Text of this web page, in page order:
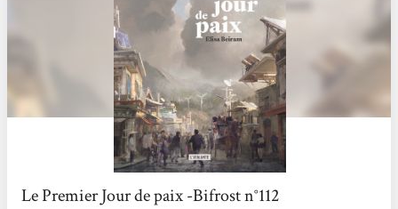
Le Premier Jour de paix -Bifrost n°112